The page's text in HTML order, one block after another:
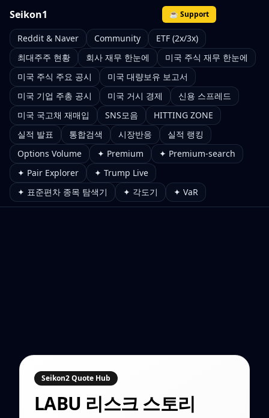
Seikon1 ☕ Support
Reddit & Naver Community
ETF (2x/3x)
최대주주 현황
회사 재무 한눈에
미국 주식 재무 한눈에
미국 주식 주요 공시
미국 대량보유 보고서
미국 기업 주총 공시
미국 거시 경제
신용 스프레드
미국 국고채 재매입
SNS모음
HITTING ZONE
실적 발표
통합검색 시장반응
실적 랭킹
Options Volume
✦ Premium
✦ Premium-search
✦ Pair Explorer
✦ Trump Live
✦ 표준편차 종목 탐색기
✦ 각도기 ✦ VaR
Seikon2 Quote Hub
LABU 리스크 스토리